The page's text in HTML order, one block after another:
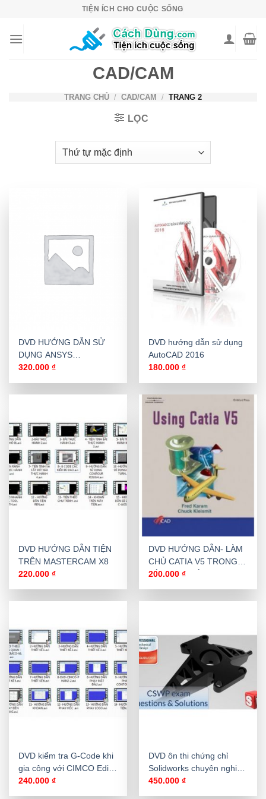
content
TIỆN ÍCH CHO CUỘC SỐNG
CAD/CAM
TRANG CHỦ / CAD/CAM / TRANG 2
LỌC
DVD HƯỚNG DẪN SỬ
DỤNG ANSYS
WORKBENCH 11
320.000₫
DVD hướng dẫn sử dụng
AutoCAD 2016
180.000₫
DVD HƯỚNG DẪN TIỆN
TRÊN MASTERCAM X8
220.000₫
DVD HƯỚNG DẪN- LÀM
CHỦ CATIA V5 TRONG
VÒNG 12 GIỜ
200.000₫
DVD kiểm tra G-Code khi
gia công với CIMCO Edit
V6
240.000₫
DVD ôn thi chứng chỉ
Solidworks chuyên nghiệp
quốc tế CSWP
450.000₫